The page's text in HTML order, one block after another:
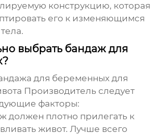
конструкцию, которая
его к изменяющимся
выбрать бандаж для
для беременных для
Производитель следует
факторы:
должен плотно прилегать к
живот. Лучше всего